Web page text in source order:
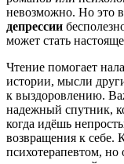
невозможно. Но это
депрессии
может стать
Чтение помогает
истории, мысли
к выздоровлению.
надежный спутник,
когда идёшь
возвращения к себе.
психотерапевтом, но